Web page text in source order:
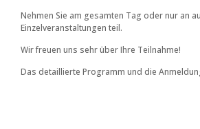
Nehmen Sie am gesamten Tag oder nur an
Einzelveranstaltungen teil.
Wir freuen uns sehr über Ihre Teilnahme!
Das detaillierte Programm und die